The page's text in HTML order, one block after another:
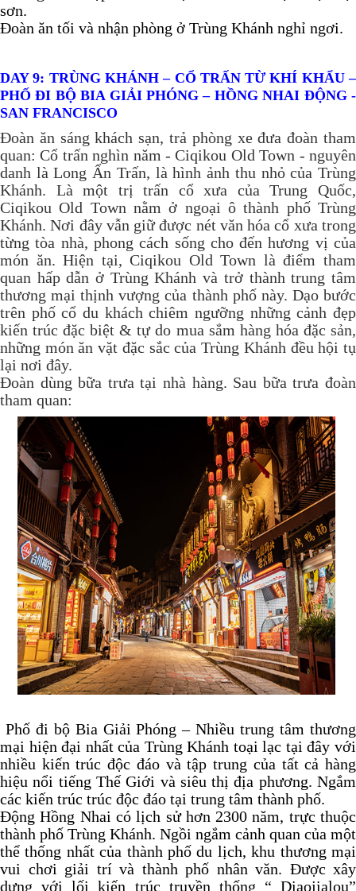
sơn.
Đoàn ăn tối và nhận phòng ở Trùng Khánh nghỉ ngơi.
DAY 9: TRÙNG KHÁNH – CỔ TRẤN TỪ KHÍ KHẨU –
PHỐ ĐI BỘ BIA GIẢI PHÓNG – HỒNG NHAI ĐỘNG -
SAN FRANCISCO
Đoàn ăn sáng khách sạn, trả phòng xe đưa đoàn tham
quan: Cổ trấn nghìn năm - Ciqikou Old Town - nguyên
danh là Long Ẩn Trấn, là hình ảnh thu nhỏ của Trùng
Khánh. Là một trị trấn cổ xưa của Trung Quốc,
Ciqikou Old Town nằm ở ngoại ô thành phố Trùng
Khánh. Nơi đây vẫn giữ được nét văn hóa cổ xưa trong
từng tòa nhà, phong cách sống cho đến hương vị của
món ăn. Hiện tại, Ciqikou Old Town là điểm tham
quan hấp dẫn ở Trùng Khánh và trở thành trung tâm
thương mại thịnh vượng của thành phố này. Dạo bước
trên phố cổ du khách chiêm ngưỡng những cảnh đẹp
kiến trúc đặc biệt & tự do mua sắm hàng hóa đặc sản,
những món ăn vặt đặc sắc của Trùng Khánh đều hội tụ
lại nơi đây.
Đoàn dùng bữa trưa tại nhà hàng. Sau bữa trưa đoàn
tham quan:
Phố đi bộ Bia Giải Phóng – Nhiều trung tâm thương
mại hiện đại nhất của Trùng Khánh toại lạc tại đây với
nhiều kiến trúc độc đáo và tập trung của tất cả hàng
hiệu nổi tiếng Thế Giới và siêu thị địa phương. Ngắm
các kiến trúc trúc độc đáo tại trung tâm thành phố.
Động Hồng Nhai có lịch sử hơn 2300 năm, trực thuộc
thành phố Trùng Khánh. Ngồi ngắm cảnh quan của một
thể thống nhất của thành phố du lịch, khu thương mại
vui chơi giải trí và thành phố nhân văn. Được xây
dựng với lối kiến trúc truyền thống “ Diaojialou”